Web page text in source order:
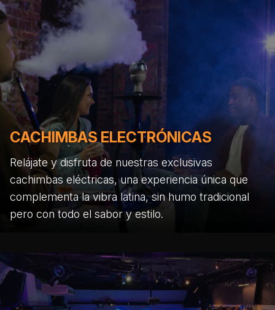
CACHIMBAS ELECTRÓNICAS
Relájate y disfruta de nuestras exclusivas
cachimbas eléctricas, una experiencia única que
complementa la vibra latina, sin humo tradicional
pero con todo el sabor y estilo.